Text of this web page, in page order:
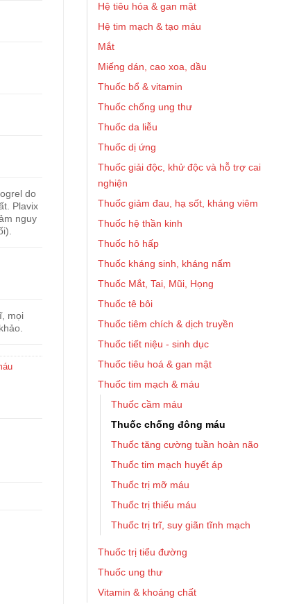
Hệ tiêu hóa & gan mật
Hệ tim mạch & tạo máu
Mắt
Miếng dán, cao xoa, dầu
Thuốc bổ & vitamin
Thuốc chống ung thư
Thuốc da liễu
Thuốc dị ứng
Thuốc giải độc, khử độc và hỗ trợ cai
nghiện
Thuốc giảm đau, hạ sốt, kháng viêm
Thuốc hệ thần kinh
Thuốc hô hấp
Thuốc kháng sinh, kháng nấm
Thuốc Mắt, Tai, Mũi, Họng
Thuốc tê bôi
Thuốc tiêm chích & dịch truyền
Thuốc tiết niệu - sinh dục
Thuốc tiêu hoá & gan mật
Thuốc tim mạch & máu
Thuốc cầm máu
Thuốc chống đông máu
Thuốc tăng cường tuần hoàn não
Thuốc tim mạch huyết áp
Thuốc trị mỡ máu
Thuốc trị thiếu máu
Thuốc trị trĩ, suy giãn tĩnh mạch
Thuốc trị tiểu đường
Thuốc ung thư
Vitamin & khoáng chất
do
Plavix
nguy
mọi